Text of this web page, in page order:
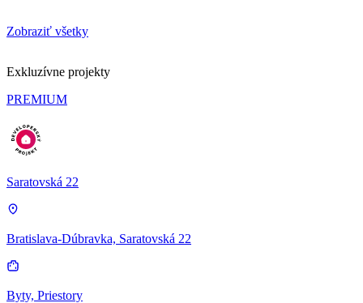
Zobraziť všetky
Exkluzívne projekty
PREMIUM
Saratovská 22
Bratislava-Dúbravka, Saratovská 22
Byty, Priestory